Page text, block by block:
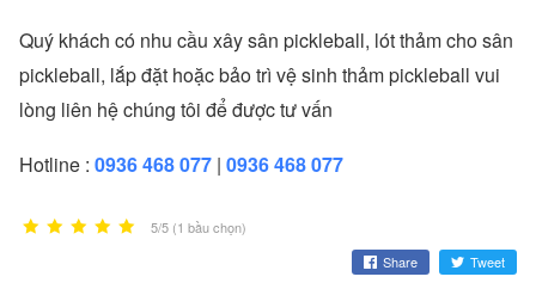
Quý khách có nhu cầu xây sân pickleball, lót thảm cho sân
pickleball, lắp đặt hoặc bảo trì vệ sinh thảmpickleball vui
lòng liên hệ chúng tôi để được tư vấn
Hotline : 0936 468 077 | 0936 468 077
5/5 (1 bầu chọn)
Share
Tweet